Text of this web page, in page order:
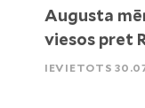
Augusta
viesos pret
IEVIETOTS